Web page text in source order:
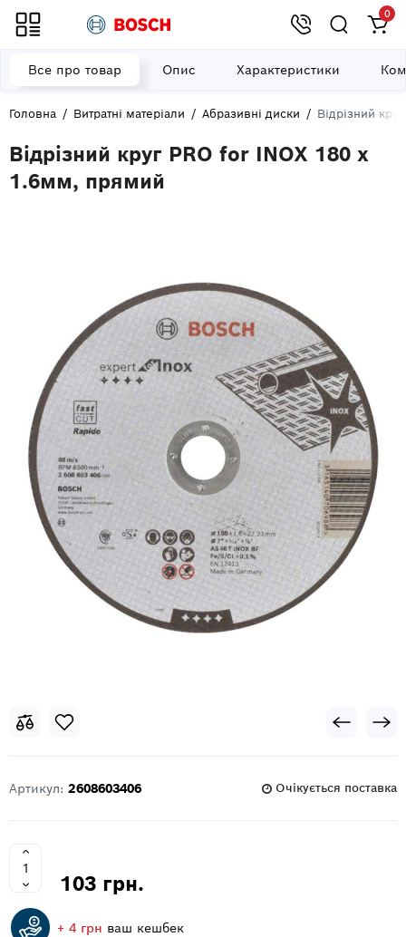
0
Головна Витратні матеріали Абразивні диски Відрізний
Відрізний круг PRO for INOX 180 x
1.6мм, прямий
Все про товар Опис Характеристики
Артикул: 2608603406 Очікується поставка
103 грн.
+ 4 грн ваш кешбек